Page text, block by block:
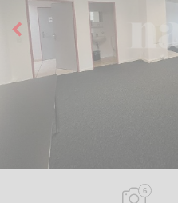
6